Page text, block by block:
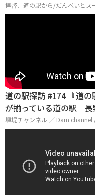
拝啓、道の駅から/だんぺいと
道の駅探訪 #174 『道
が揃っている道の駅 長
堰堤チャンネル ／ Dam